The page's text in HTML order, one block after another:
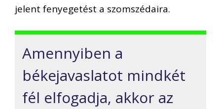
jelent fenyegetést a szomszédaira.
Amennyiben a
békejavaslatot mindkét
fél elfogadja, akkor az